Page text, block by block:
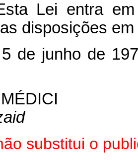
Lei entra
disposições
de junho de
substitui o